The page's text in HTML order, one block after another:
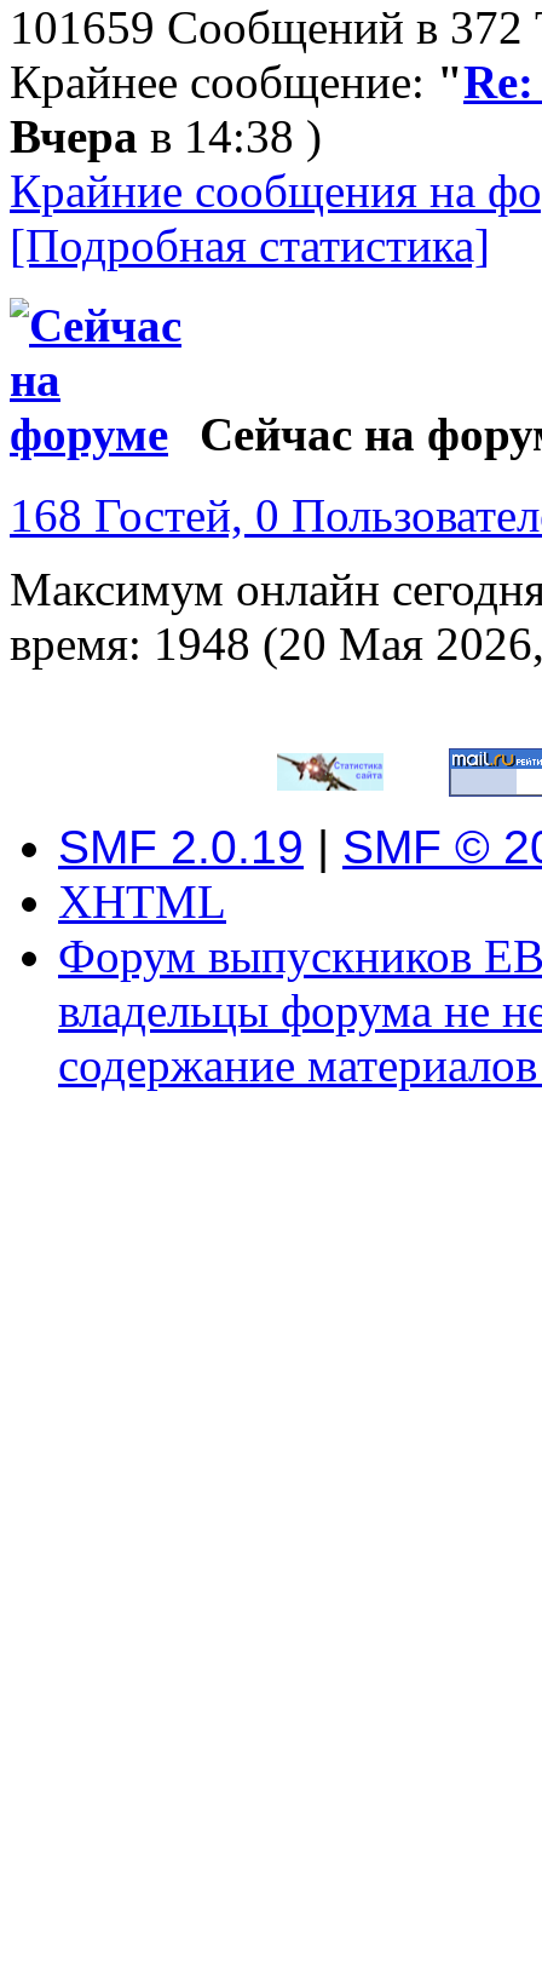
101659 Сообщений в 372
Крайнее сообщение: "
Вчера в 14:38 )
Крайние сообщения на
[Подробная статистика]
Сейчас на
168 Гостей, 0
Максимум онлайн
время: 1948 (20 Мая
SMF 2.0.19 | SMF ©
XHTML
Форум выпускников
владельцы форума не
содержание